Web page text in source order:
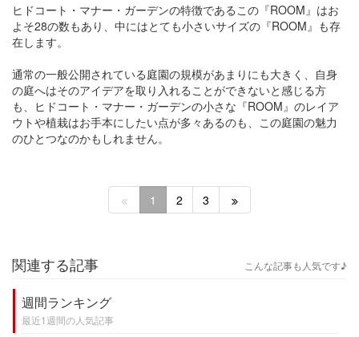
ヒドコート・マナー・ガーデンの特徴であるこの『ROOM』はお
よそ28の数もあり、中にはとても小さいサイズの『ROOM』も存
在します。
通常の一般公開されている庭園の規模があまりにも大きく、自身
の庭へはそのアイデアを取り入れることができないと感じる方
も、ヒドコート・マナー・ガーデンの小さな『ROOM』のレイア
ウトや植栽はお手本にしたい点が多々あるのも、この庭園の魅力
のひとつなのかもしれません。
1 2 3
関連する記事 こんな記事も人気です♪
週間ランキング
最近1週間の人気記事